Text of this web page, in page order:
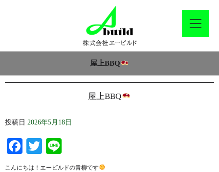
屋上BBQ
屋上BBQ
投稿日 2026年5月18日
Facebook
Twitter
こんにちは！エービルドの青柳です